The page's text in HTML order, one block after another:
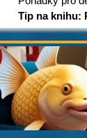
Tip na knihu: